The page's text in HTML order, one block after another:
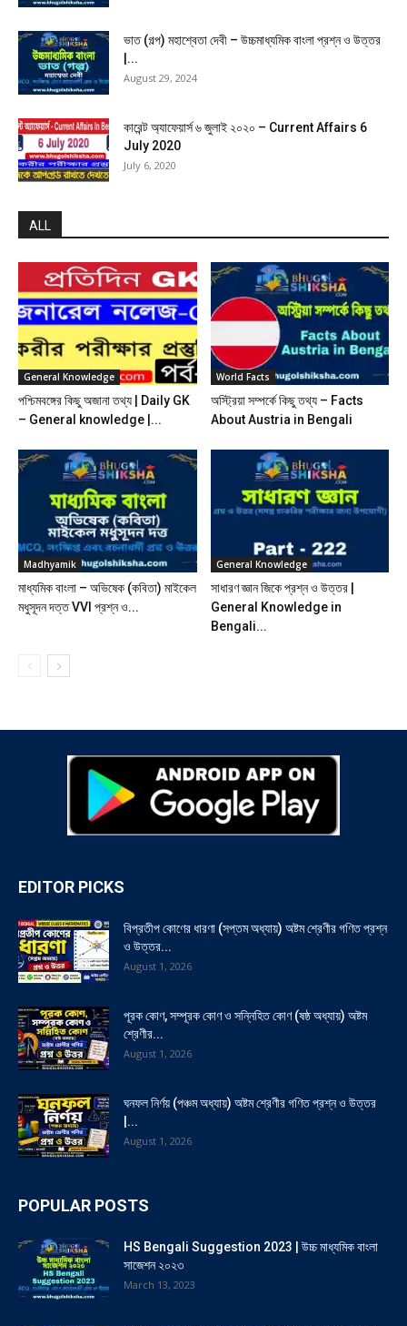
ভাত (গল্প) মহাশ্বেতা দেবী – উচ্চমাধ্যমিক বাংলা প্রশ্ন ও উত্তর
|...
August 29, 2024
কারেন্ট অ্যাফেয়ার্স ৬ জুলাই ২০২০ – Current Affairs 6
July 2020
July 6, 2020
ALL
General Knowledge
পশ্চিমবঙ্গের কিছু অজানা তথ্য | Daily GK
– General knowledge |...
World Facts
অস্ট্রিয়া সম্পর্কে কিছু তথ্য – Facts
About Austria in Bengali
Madhyamik
মাধ্যমিক বাংলা – অভিষেক (কবিতা) মাইকেল
মধুসূদন দত্ত VVI প্রশ্ন ও...
General Knowledge
সাধারণ জ্ঞান জিকে প্রশ্ন ও উত্তর |
General Knowledge in
Bengali...
EDITOR PICKS
বিপ্রতীপ কোণের ধারণা (সপ্তম অধ্যায়) অষ্টম শ্রেণীর গণিত প্রশ্ন
ও উত্তর...
August 1, 2026
পূরক কোণ, সম্পূরক কোণ ও সন্নিহিত কোণ (ষষ্ঠ অধ্যায়) অষ্টম
শ্রেণীর...
August 1, 2026
ঘনফল নির্ণয় (পঞ্চম অধ্যায়) অষ্টম শ্রেণীর গণিত প্রশ্ন ও উত্তর
|...
August 1, 2026
POPULAR POSTS
HS Bengali Suggestion 2023 | উচ্চ মাধ্যমিক বাংলা
সাজেশন ২০২৩
March 13, 2023